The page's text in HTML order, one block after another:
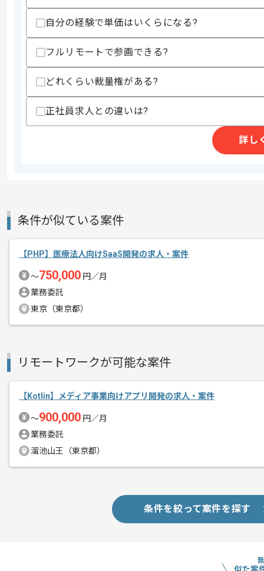
・チーム開発でのご経験
・AWS、GCP環境したでの開発経験
スキルに不安がある方へ
上記に似た経験やスキルをお持ちであれば申
その他募集要項
メント
開発の内製化やエンジニア組織の拡大
勢いのある環境下で、
自分の経験で単価はいくらになる?
フルリモートで参画できる?
どれくらい裁量権がある?
正社員求人との違いは?
詳し
条件が似ている案件
【PHP】医療法人向けSaaS開発の求人・案件
〜750,000 円／月
業務委託
東京（東京都）
リモートワークが可能な案件
【Kotlin】メディア事業向けアプリ開発の求人・案件
〜900,000 円／月
業務委託
溜池山王（東京都）
条件を絞って案件を探す